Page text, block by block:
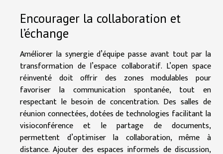
Encourager la collaboration et
l’échange
Améliorer la synergie d’équipe passe avant tout par la
transformation de l’espace collaboratif. L’open space
réinventé doit offrir des zones modulables pour
favoriser la communication spontanée, tout en
respectant le besoin de concentration. Des salles de
réunion connectées, dotées de technologies facilitant la
visioconférence et le partage de documents,
permettent d’optimiser la collaboration, même à
distance. Ajouter des espaces informels de discussion,